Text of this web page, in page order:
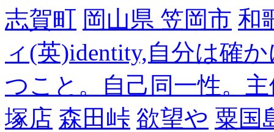
志賀町 岡山県 笠岡市 和
ィ(英)identity,自分は確
つこと。自己同一性。
塚店 森田峠 欲望や 粟国